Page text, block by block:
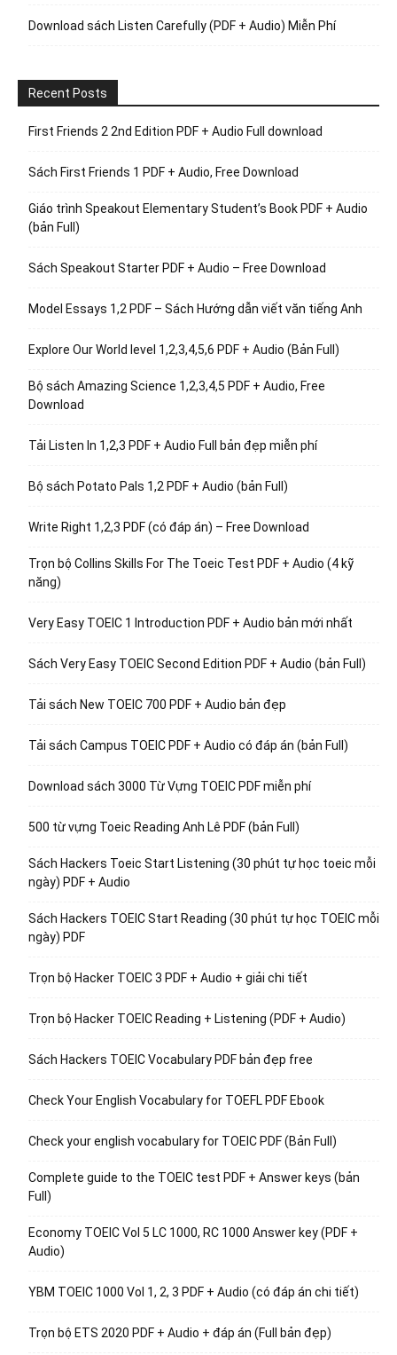
Download sách Listen Carefully (PDF + Audio) Miễn Phí
Recent Posts
First Friends 2 2nd Edition PDF + Audio Full download
Sách First Friends 1 PDF + Audio, Free Download
Giáo trình Speakout Elementary Student’s Book PDF + Audio
(bản Full)
Sách Speakout Starter PDF + Audio – Free Download
Model Essays 1,2 PDF – Sách Hướng dẫn viết văn tiếng Anh
Explore Our World level 1,2,3,4,5,6 PDF + Audio (Bản Full)
Bộ sách Amazing Science 1,2,3,4,5 PDF + Audio, Free
Download
Tải Listen In 1,2,3 PDF + Audio Full bản đẹp miễn phí
Bộ sách Potato Pals 1,2 PDF + Audio (bản Full)
Write Right 1,2,3 PDF (có đáp án) – Free Download
Trọn bộ Collins Skills For The Toeic Test PDF + Audio (4 kỹ
năng)
Very Easy TOEIC 1 Introduction PDF + Audio bản mới nhất
Sách Very Easy TOEIC Second Edition PDF + Audio (bản Full)
Tải sách New TOEIC 700 PDF + Audio bản đẹp
Tải sách Campus TOEIC PDF + Audio có đáp án (bản Full)
Download sách 3000 Từ Vựng TOEIC PDF miễn phí
500 từ vựng Toeic Reading Anh Lê PDF (bản Full)
Sách Hackers Toeic Start Listening (30 phút tự học toeic mỗi
ngày) PDF + Audio
Sách Hackers TOEIC Start Reading (30 phút tự học TOEIC mỗi
ngày) PDF
Trọn bộ Hacker TOEIC 3 PDF + Audio + giải chi tiết
Trọn bộ Hacker TOEIC Reading + Listening (PDF + Audio)
Sách Hackers TOEIC Vocabulary PDF bản đẹp free
Check Your English Vocabulary for TOEFL PDF Ebook
Check your english vocabulary for TOEIC PDF (Bản Full)
Complete guide to the TOEIC test PDF + Answer keys (bản
Full)
Economy TOEIC Vol 5 LC 1000, RC 1000 Answer key (PDF +
Audio)
YBM TOEIC 1000 Vol 1, 2, 3 PDF + Audio (có đáp án chi tiết)
Trọn bộ ETS 2020 PDF + Audio + đáp án (Full bản đẹp)